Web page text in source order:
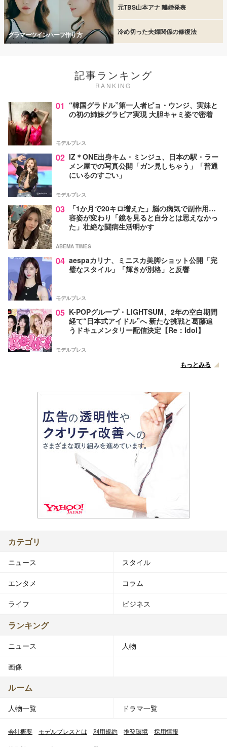
グラマーツインハーフ作り方
元TBS山本アナ 離婚発表
冷め切った夫婦関係の修復法
記事ランキング
RANKING
01 “韓国グラドル”第一人者ピョ・ウンジ、実妹と
の初の姉妹グラビア実現 大胆キャミ姿で密着
モデルプレス
02 IZ＊ONE出身キム・ミンジュ、日本の駅・ラー
メン屋での写真公開「ガン見しちゃう」「普通
にいるのすごい」
モデルプレス
03
「1か月で20キロ増えた」脳の病気で副作用…
容姿が変わり「鏡を見ると自分とは思えなかっ
た」壮絶な闘病生活明かす
ABEMA TIMES
04 aespaカリナ、ミニスカ美脚ショット公開「完
璧なスタイル」「輝きが別格」と反響
モデルプレス
05 K-POPグループ・LIGHTSUM、2年の空白期間
経て“日本式アイドル”へ 新たな挑戦と葛藤追
うドキュメンタリー配信決定【Re：Idol】
モデルプレス
もっとみる
カテゴリ
ニュース スタイル
エンタメ コラム
ライフ ビジネス
ランキング
ニュース 人物
画像
ルーム
人物一覧 ドラマ一覧
会社概要 モデルプレスとは 利用規約 推奨環境 採用情報